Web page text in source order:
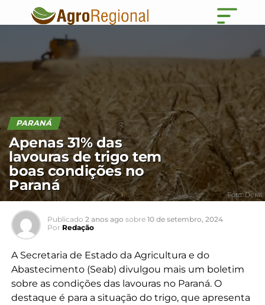
PARANÁ
Apenas 31% das
lavouras de trigo tem
boas condições no
Paraná
Foto: Deral
Publicado 2 anos ago sobre 10 de setembro, 2024
Por Redação
A Secretaria de Estado da Agricultura e do
Abastecimento (Seab) divulgou mais um boletim
sobre as condições das lavouras no Paraná. O
destaque é para a situação do trigo, que apresenta